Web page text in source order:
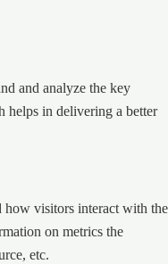
and analyze the key
helps in delivering a better
how visitors interact with the
on metrics the
etc.